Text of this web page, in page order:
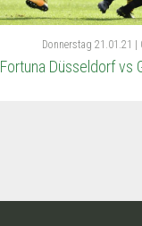
Donnerstag 21.01.21 |
Fortuna Düsseldorf vs